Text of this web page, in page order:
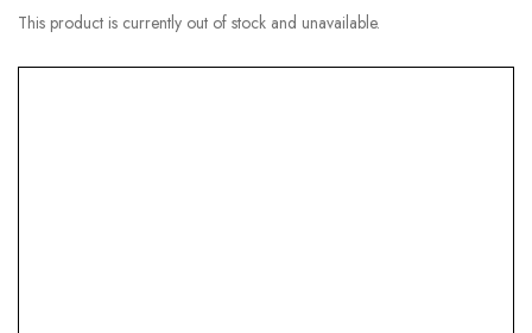
This product is currently out of stock and unavailable.